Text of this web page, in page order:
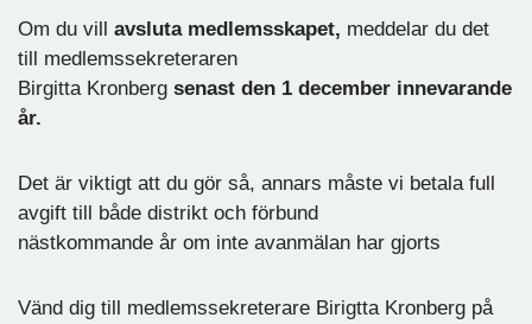
Om du vill avsluta medlemsskapet, meddelar du det
till medlemssekreteraren
Birgitta Kronberg senast den 1 december innevarande
år.
Det är viktigt att du gör så, annars måste vi betala full
avgift till både distrikt och förbund
nästkommande år om inte avanmälan har gjorts
Vänd dig till medlemssekreterare Birigtta Kronberg på